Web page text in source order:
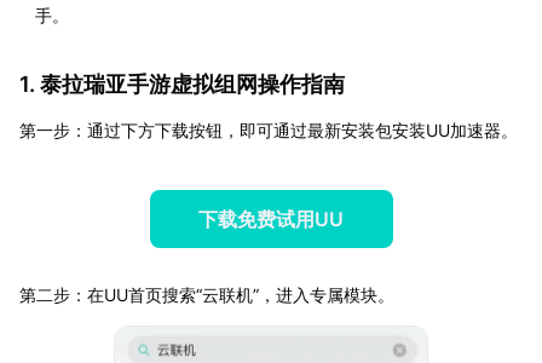
手。
1. 泰拉瑞亚手游虚拟组网操作指南
第一步：通过下方下载按钮，即可通过最新安装包安装UU加速器。
下载免费试用UU
第二步：在UU首页搜索“云联机”，进入专属模块。